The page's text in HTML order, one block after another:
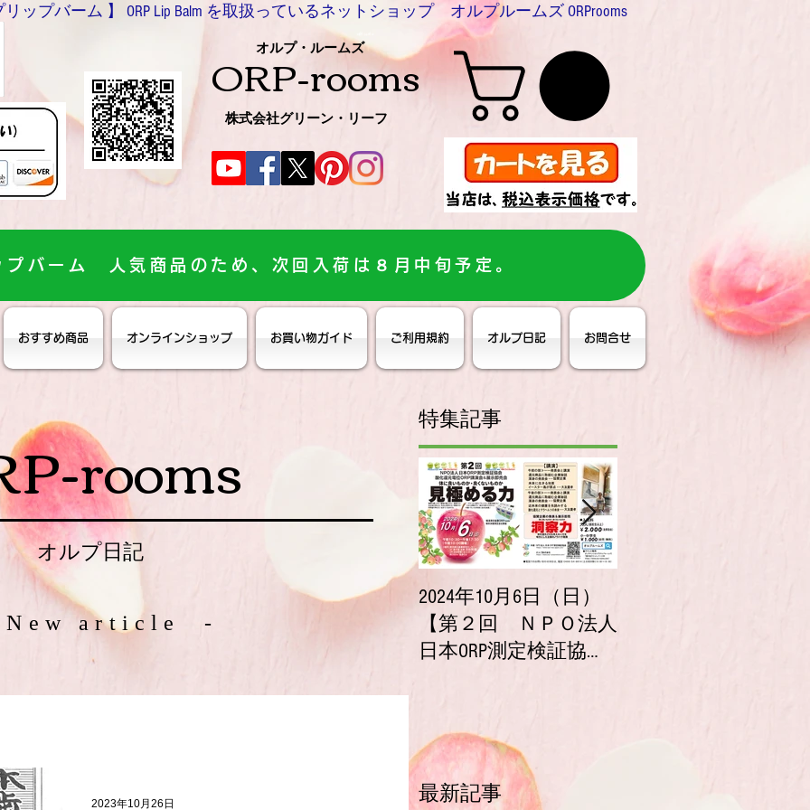
ップバーム 】 ORP Lip Balm を取扱っているネットショップ オルプルームズ ORProoms
オルプ・ルームズ
ORP-rooms
株式会社グリーン・リーフ
プバーム 人気商品のため、次回入荷は８月中旬予定。
おすすめ商品 オンラインショップ お買い物ガイド ご利用規約 オルプ日記 お問合せ
rooms
オルプ日記
article -
2023年10月26日
特集記事
2024年10月6日（日）
【第２回 ＮＰＯ法人
日本ORP測定検証協会
ケット販売開始！
最新記事